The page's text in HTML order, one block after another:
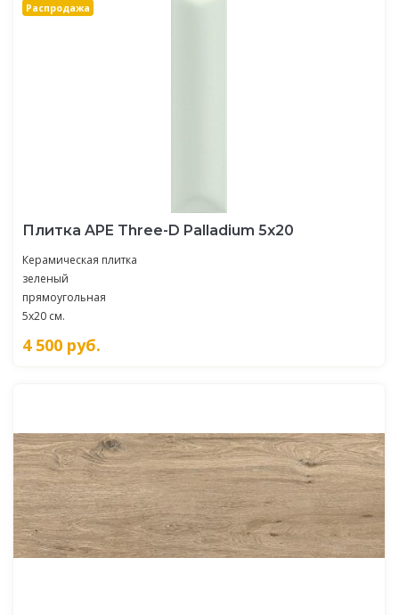
Распродажа
Плитка APE Three-D Palladium 5х20
Керамическая плитка
зеленый
прямоугольная
5x20 см.
4 500 руб.